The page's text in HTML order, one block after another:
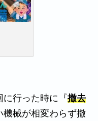
行った時に『撤去
機械が相変わらず撤